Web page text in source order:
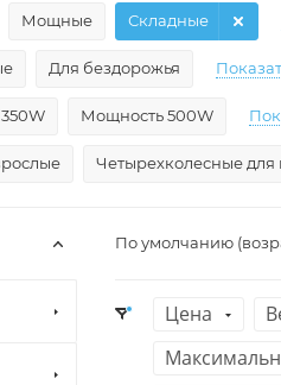
Мощные Складные
Для бездорожья
Мощность 500W
Четырехколесные
По умолчанию
Цена